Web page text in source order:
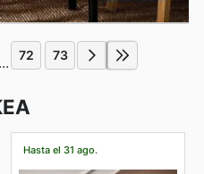
... 72 73
Hasta el 31 ago.